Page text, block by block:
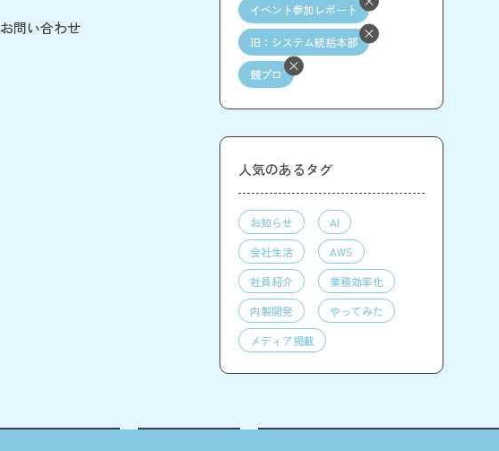
お問い合わせ
イベント参加レポート
旧：システム統括本部
競プロ
人気のあるタグ
お知らせ
AI
会社生活
AWS
社員紹介
業務効率化
内製開発
やってみた
メディア掲載